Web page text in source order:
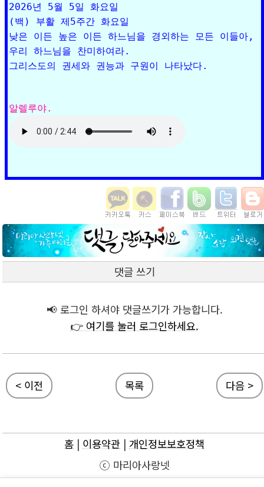
2026년 5월 5일 화요일
(백) 부활 제5주간 화요일
낮은 이든 높은 이든 하느님을 경외하는 모든 이들아,
우리 하느님을 찬미하여라.
댓글 쓰기
📢 로그인 하셔야 댓글쓰기가 가능합니다.
👉 여기를 눌러 로그인하세요.
< 이전 목록 다음 >
홈 | 이용약관 | 개인정보보호정책
ⓒ 마리아사랑넷